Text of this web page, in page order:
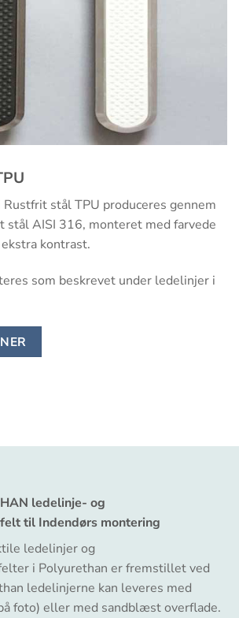
stål TPU produceres gennem
AISI 316, monteret med farvede
kontrast.
som beskrevet under ledelinjer i
ledelinje- og
til Indendørs montering
ledelinjer og
i Polyurethan er fremstillet ved
ledelinjerne kan leveres med
foto) eller med sandblæst overflade.